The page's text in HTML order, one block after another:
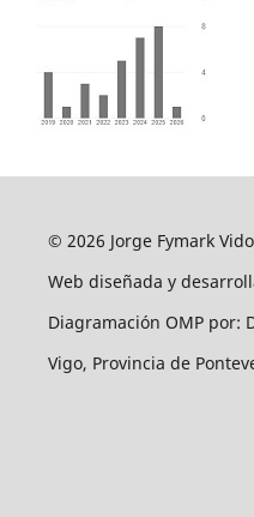
© 2026 Jorge Fymark
Web diseñada y
Diagramación OMP por:
Vigo, Provincia de